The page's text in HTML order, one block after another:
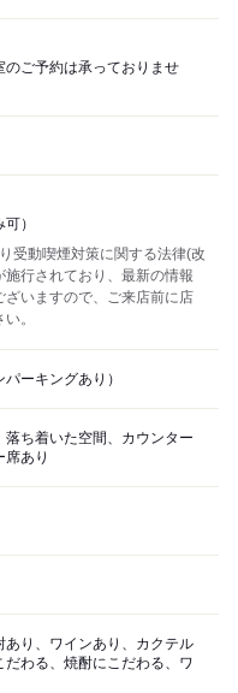
のご予約は承っておりませ
）
受動喫煙対策に関する法律(改
施行されており、最新の情報
ざいますので、ご来店前に店
。
ーキングあり）
落ち着いた空間、カウンター
席あり
あり、ワインあり、カクテル
だわる、焼酎にこだわる、ワ